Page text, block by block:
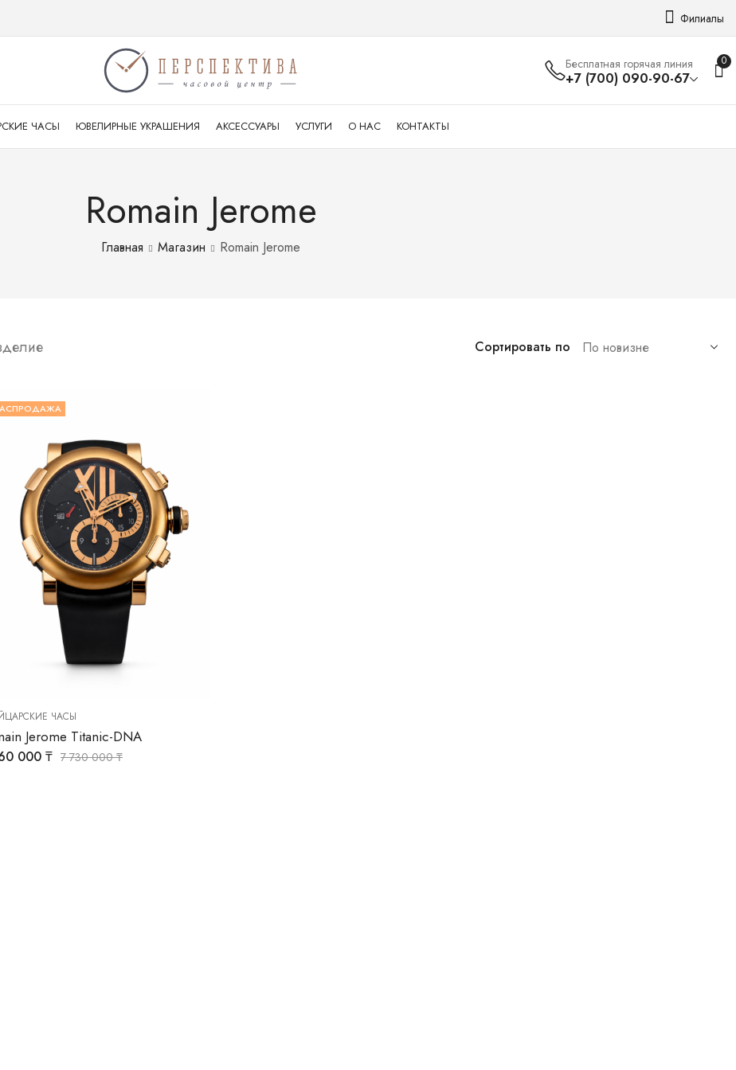
Филиалы
Бесплатная горячая линия
+7 (700) 090-90-67
0
ЧАСЫ ЮВЕЛИРНЫЕ УКРАШЕНИЯ АКСЕССУАРЫ УСЛУГИ О НАС КОНТАКТЫ
Romain Jerome
Главная Магазин Romain Jerome
Сортировать по
ЧАСЫ
Jerome Titanic-DNA
000 ₸ 7 730 000₸